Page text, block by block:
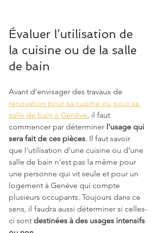
Évaluer l’utilisation de
la cuisine ou de la salle
de bain
Avant d’envisager des travaux de
rénovation pour sa cuisine ou pour sa
salle de bain à Genève , il faut
commencer par déterminer l’usage qui
sera fait de ces pièces. Il faut savoir
que l’utilisation d’une cuisine ou d’une
salle de bain n’est pas la même pour
une personne qui vit seule et pour un
logement à Genève qui compte
plusieurs occupants. Toujours dans ce
sens, il faudra aussi déterminer si celles-
ci sont destinées à des usages intensifs